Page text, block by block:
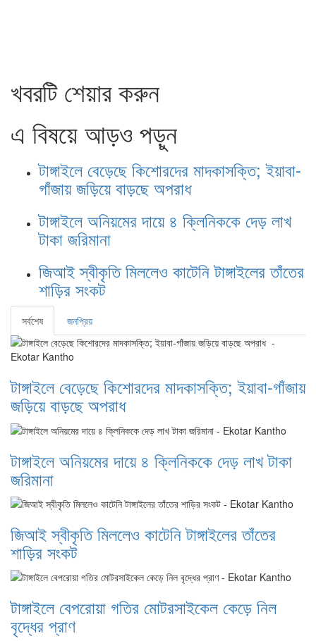
খবরটি শেয়ার করুন
এ বিষয়ে আড়ও পড়ুন
টাঙ্গাইলে বেড়েছে কিশোরদের মাদকাসক্তি; ইয়াবা-
গাঁজায় জড়িয়ে বাড়ছে অপরাধ
টাঙ্গাইলে অনিয়মের দায়ে ৪ ক্লিনিককে দেড় লাখ
টাকা জরিমানা
জিআই স্বীকৃতি মিললেও কাটেনি টাঙ্গাইলের তাঁতের
শাড়ির সংকট
সর্বশেষ জনপ্রিয়
টাঙ্গাইলে বেড়েছে কিশোরদের মাদকাসক্তি; ইয়াবা-গাঁজায়
জড়িয়ে বাড়ছে অপরাধ
টাঙ্গাইলে অনিয়মের দায়ে ৪ ক্লিনিককে দেড় লাখ টাকা
জরিমানা
জিআই স্বীকৃতি মিললেও কাটেনি টাঙ্গাইলের তাঁতের
শাড়ির সংকট
টাঙ্গাইলে বেপরোয়া গতির মোটরসাইকেল কেড়ে নিল
বৃদ্ধের প্রাণ